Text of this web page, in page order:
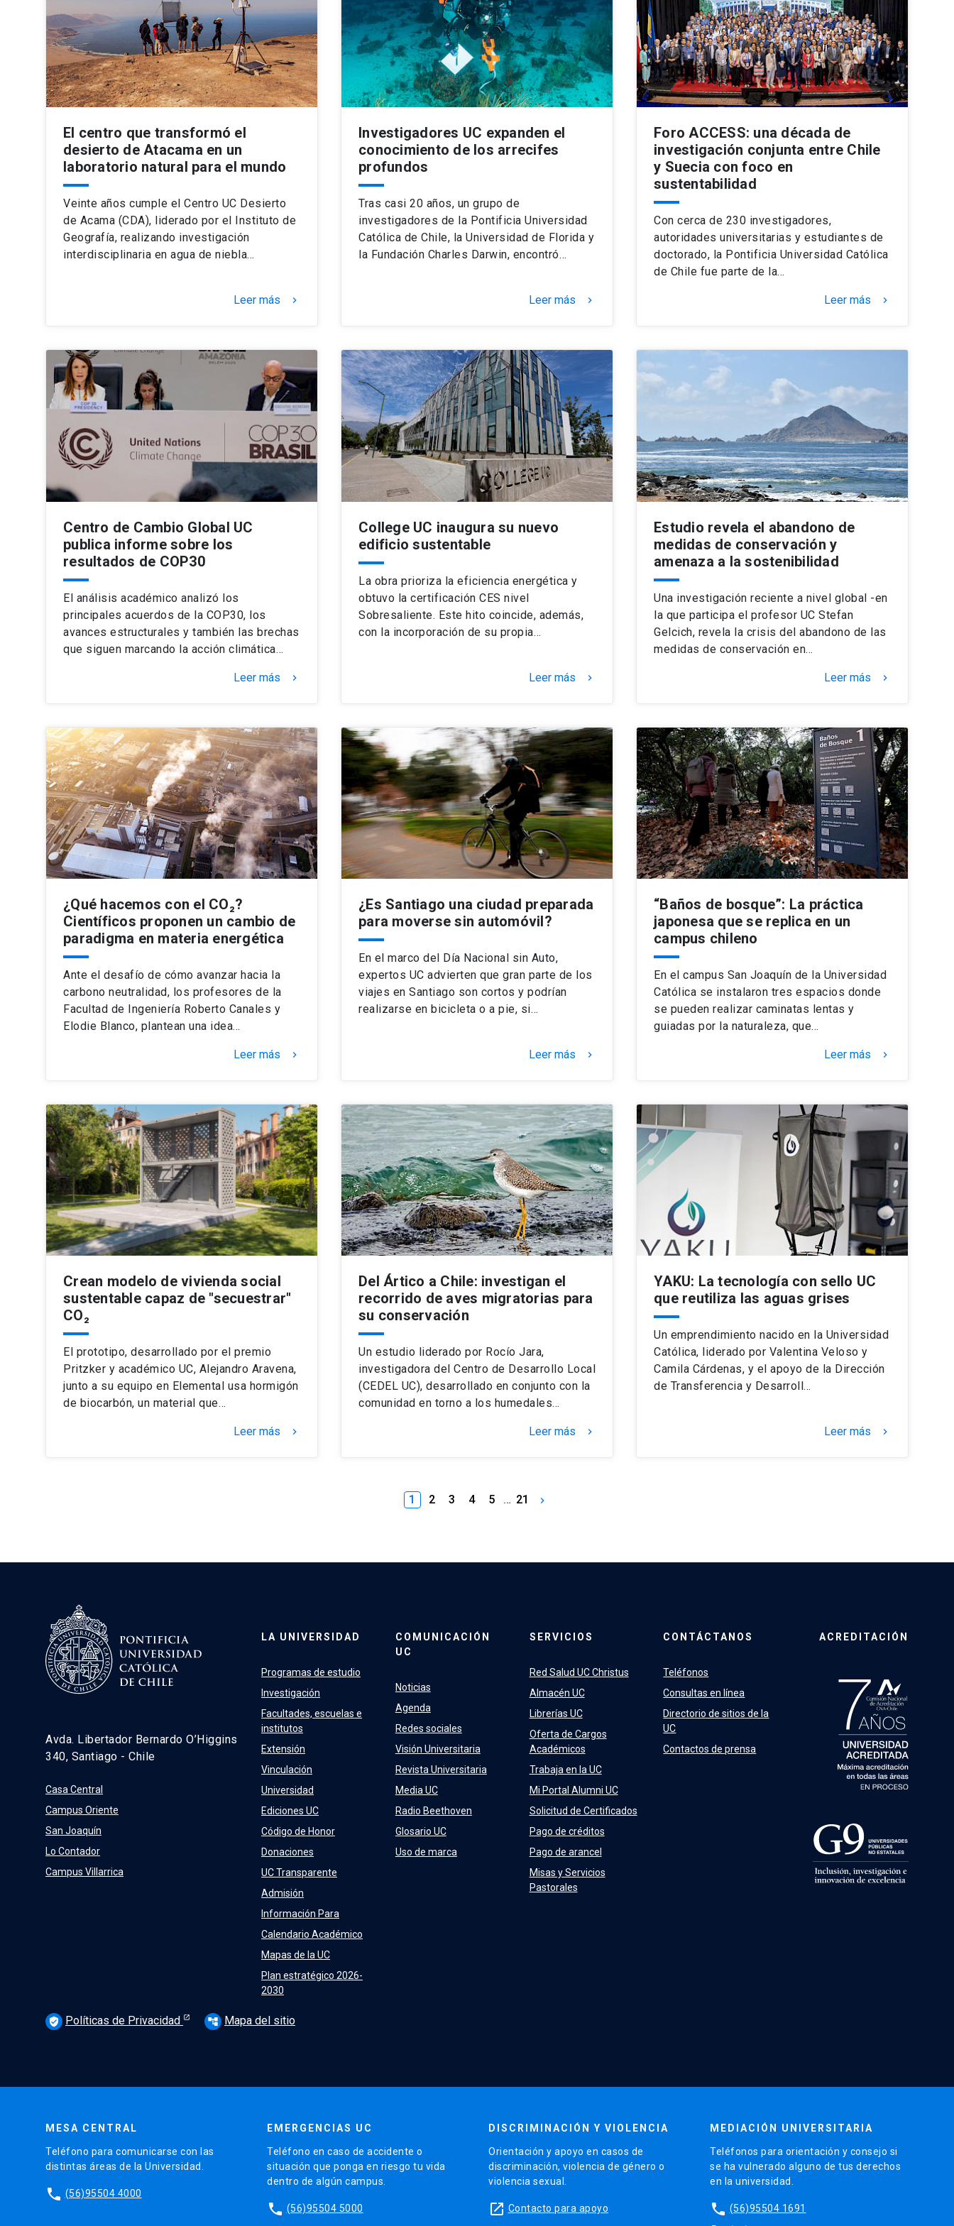
El centro que transformó el
desierto de Atacama en un
laboratorio natural para el mundo
Veinte años cumple el Centro UC Desierto
de Acama (CDA), liderado por el Instituto de
Geografía, realizando investigación
interdisciplinaria en agua de niebla…
Leer más keyboard_arrow_right
Investigadores UC expanden el
conocimiento de los arrecifes
profundos
Tras casi 20 años, un grupo de
investigadores de la Pontificia Universidad
Católica de Chile, la Universidad de Florida y
la Fundación Charles Darwin, encontró…
Leer más keyboard_arrow_right
Foro ACCESS: una década de
investigación conjunta entre Chile
y Suecia con foco en
sustentabilidad
Con cerca de 230 investigadores,
autoridades universitarias y estudiantes de
doctorado, la Pontificia Universidad Católica
de Chile fue parte de la…
Leer más keyboard_arrow_right
Centro de Cambio Global UC
publica informe sobre los
resultados de COP30
El análisis académico analizó los
principales acuerdos de la COP30, los
avances estructurales y también las brechas
que siguen marcando la acción climática…
Leer más keyboard_arrow_right
College UC inaugura su nuevo
edificio sustentable
La obra prioriza la eficiencia energética y
obtuvo la certificación CES nivel
Sobresaliente. Este hito coincide, además,
con la incorporación de su propia…
Leer más keyboard_arrow_right
Estudio revela el abandono de
medidas de conservación y
amenaza a la sostenibilidad
Una investigación reciente a nivel global -en
la que participa el profesor UC Stefan
Gelcich, revela la crisis del abandono de las
medidas de conservación en…
Leer más keyboard_arrow_right
¿Qué hacemos con el CO₂?
Científicos proponen un cambio de
paradigma en materia energética
Ante el desafío de cómo avanzar hacia la
carbono neutralidad, los profesores de la
Facultad de Ingeniería Roberto Canales y
Elodie Blanco, plantean una idea…
Leer más keyboard_arrow_right
¿Es Santiago una ciudad preparada
para moverse sin automóvil?
En el marco del Día Nacional sin Auto,
expertos UC advierten que gran parte de los
viajes en Santiago son cortos y podrían
realizarse en bicicleta o a pie, si…
Leer más keyboard_arrow_right
“Baños de bosque”: La práctica
japonesa que se replica en un
campus chileno
En el campus San Joaquín de la Universidad
Católica se instalaron tres espacios donde
se pueden realizar caminatas lentas y
guiadas por la naturaleza, que…
Leer más keyboard_arrow_right
Crean modelo de vivienda social
sustentable capaz de "secuestrar"
CO₂
El prototipo, desarrollado por el premio
Pritzker y académico UC, Alejandro Aravena,
junto a su equipo en Elemental usa hormigón
de biocarbón, un material que…
Leer más keyboard_arrow_right
Del Ártico a Chile: investigan el
recorrido de aves migratorias para
su conservación
Un estudio liderado por Rocío Jara,
investigadora del Centro de Desarrollo Local
(CEDEL UC), desarrollado en conjunto con la
comunidad en torno a los humedales…
Leer más keyboard_arrow_right
YAKU: La tecnología con sello UC
que reutiliza las aguas grises
Un emprendimiento nacido en la Universidad
Católica, liderado por Valentina Veloso y
Camila Cárdenas, y el apoyo de la Dirección
de Transferencia y Desarroll…
Leer más keyboard_arrow_right
1 2 3 4 5 … 21 keyboard_arrow_right
Avda. Libertador Bernardo O’Higgins
340, Santiago - Chile
Casa Central
Campus Oriente
San Joaquín
Lo Contador
Campus Villarrica
LA UNIVERSIDAD
Programas de estudio
Investigación
Facultades, escuelas e
institutos
Extensión
Vinculación
Universidad
Ediciones UC
Código de Honor
Donaciones
UC Transparente
Admisión
Información Para
Calendario Académico
Mapas de la UC
Plan estratégico 2026-
2030
COMUNICACIÓN
UC
Noticias
Agenda
Redes sociales
Visión Universitaria
Revista Universitaria
Media UC
Radio Beethoven
Glosario UC
Uso de marca
SERVICIOS
Red Salud UC Christus
Almacén UC
Librerías UC
Oferta de Cargos
Académicos
Trabaja en la UC
Mi Portal Alumni UC
Solicitud de Certificados
Pago de créditos
Pago de arancel
Misas y Servicios
Pastorales
CONTÁCTANOS
Teléfonos
Consultas en línea
Directorio de sitios de la
UC
Contactos de prensa
ACREDITACIÓN
verified_user Políticas de Privacidad account_tree Mapa del sitio
MESA CENTRAL
Teléfono para comunicarse con las
distintas áreas de la Universidad.
phone (56)95504 4000
EMERGENCIAS UC
Teléfono en caso de accidente o
situación que ponga en riesgo tu vida
dentro de algún campus.
phone (56)95504 5000
DISCRIMINACIÓN Y VIOLENCIA
Orientación y apoyo en casos de
discriminación, violencia de género o
violencia sexual.
launch Contacto para apoyo
MEDIACIÓN UNIVERSITARIA
Teléfonos para orientación y consejo si
se ha vulnerado alguno de tus derechos
en la universidad.
phone (56)95504 1691